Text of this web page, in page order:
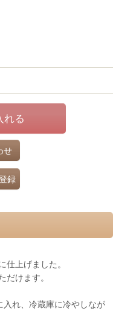
れる
せ
録
仕上げました。
だけます。
入れ、冷蔵庫に冷やしなが